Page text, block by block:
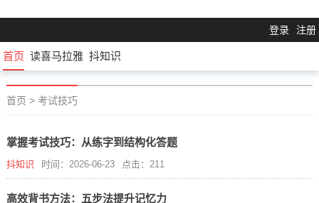
登录 注册
首页 读喜马拉雅 抖知识
首页 > 考试技巧
掌握考试技巧：从练字到结构化答题
抖知识 时间：2026-06-23 点击：211
高效背书方法：五步法提升记忆力